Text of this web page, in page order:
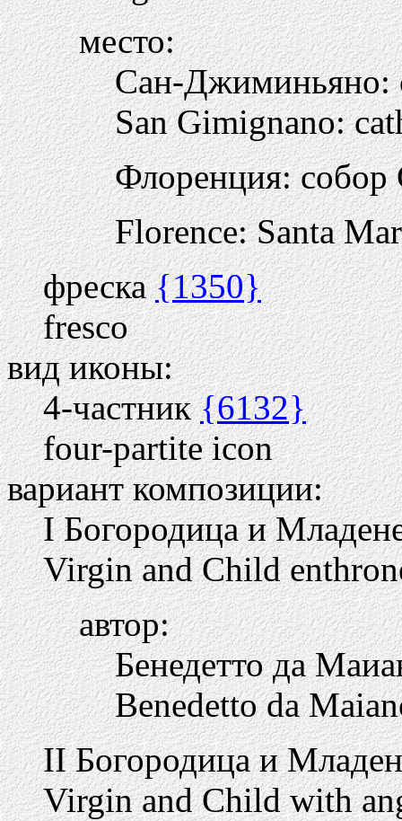
место:
Сан-Джиминьяно:
San Gimignano:
Флоренция:
Florence: Santa
фреска{1350}
fresco
вид иконы:
4-частник{6132}
four-partite icon
вариант композиции:
I Богородица и
Virgin and Child
автор:
Бенедетто да
Benedetto da
II Богородица и
Virgin and Child with